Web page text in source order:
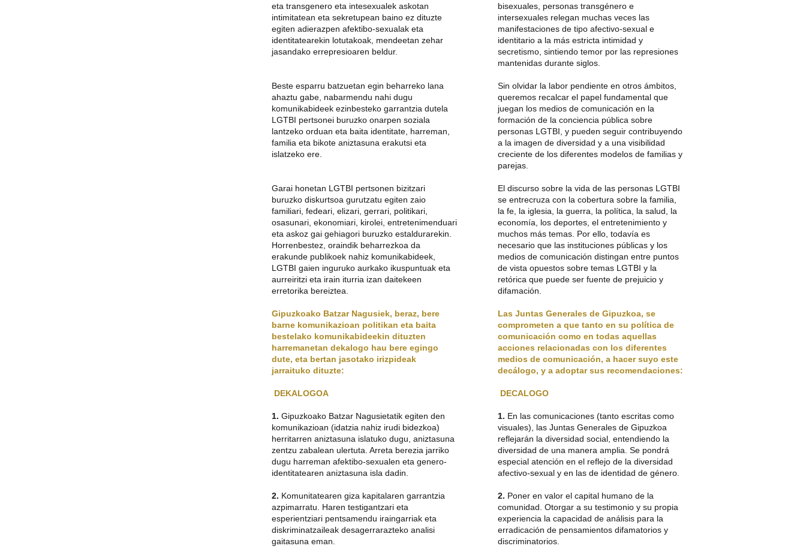
eta transgenero eta intesexualek askotan
intimitatean eta sekretupean baino ez dituzte
egiten adierazpen afektibo-sexualak eta
identitatearekin lotutakoak, mendeetan zehar
jasandako errepresioaren beldur.
bisexuales, personas transgénero e
intersexuales relegan muchas veces las
manifestaciones de tipo afectivo-sexual e
identitario a la más estricta intimidad y
secretismo, sintiendo temor por las represiones
mantenidas durante siglos.
Beste esparru batzuetan egin beharreko lana
ahaztu gabe, nabarmendu nahi dugu
komunikabideek ezinbesteko garrantzia dutela
LGTBI pertsonei buruzko onarpen soziala
lantzeko orduan eta baita identitate, harreman,
familia eta bikote aniztasuna erakutsi eta
islatzeko ere.
Sin olvidar la labor pendiente en otros ámbitos,
queremos recalcar el papel fundamental que
juegan los medios de comunicación en la
formación de la conciencia pública sobre
personas LGTBI, y pueden seguir contribuyendo
a la imagen de diversidad y a una visibilidad
creciente de los diferentes modelos de familias y
parejas.
Garai honetan LGTBI pertsonen bizitzari
buruzko diskurtsoa gurutzatu egiten zaio
familiari, fedeari, elizari, gerrari, politikari,
osasunari, ekonomiari, kirolei, entretenimenduari
eta askoz gai gehiagori buruzko estaldurarekin.
Horrenbestez, oraindik beharrezkoa da
erakunde publikoek nahiz komunikabideek,
LGTBI gaien inguruko aurkako ikuspuntuak eta
aurreiritzi eta irain iturria izan daitekeen
erretorika bereiztea.
El discurso sobre la vida de las personas LGTBI
se entrecruza con la cobertura sobre la familia,
la fe, la iglesia, la guerra, la política, la salud, la
economía, los deportes, el entretenimiento y
muchos más temas. Por ello, todavía es
necesario que las instituciones públicas y los
medios de comunicación distingan entre puntos
de vista opuestos sobre temas LGTBI y la
retórica que puede ser fuente de prejuicio y
difamación.
Gipuzkoako Batzar Nagusiek, beraz, bere
barne komunikazioan politikan eta baita
bestelako komunikabideekin dituzten
harremanetan dekalogo hau bere egingo
dute, eta bertan jasotako irizpideak
jarraituko dituzte:
Las Juntas Generales de Gipuzkoa, se
comprometen a que tanto en su política de
comunicación como en todas aquellas
acciones relacionadas con los diferentes
medios de comunicación, a hacer suyo este
decálogo, y a adoptar sus recomendaciones:
DEKALOGOA DECALOGO
1. Gipuzkoako Batzar Nagusietatik egiten den
komunikazioan (idatzia nahiz irudi bidezkoa)
herritarren aniztasuna islatuko dugu, aniztasuna
zentzu zabalean ulertuta. Arreta berezia jarriko
dugu harreman afektibo-sexualen eta genero-
identitatearen aniztasuna isla dadin.
1. En las comunicaciones (tanto escritas como
visuales), las Juntas Generales de Gipuzkoa
reflejarán la diversidad social, entendiendo la
diversidad de una manera amplia. Se pondrá
especial atención en el reflejo de la diversidad
afectivo-sexual y en las de identidad de género.
2. Komunitatearen giza kapitalaren garrantzia
azpimarratu. Haren testigantzari eta
esperientziari pentsamendu iraingarriak eta
diskriminatzaileak desagerrarazteko analisi
gaitasuna eman.
2. Poner en valor el capital humano de la
comunidad. Otorgar a su testimonio y su propia
experiencia la capacidad de análisis para la
erradicación de pensamientos difamatorios y
discriminatorios.